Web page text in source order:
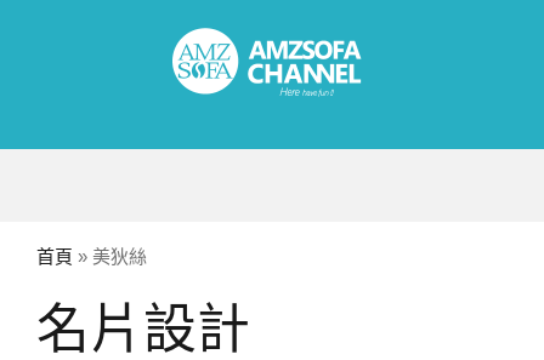
首頁 » 美狄絲
名片設計